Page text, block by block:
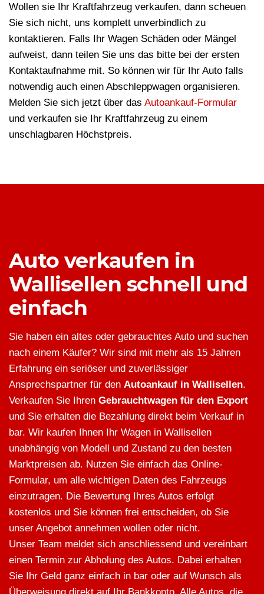
Wollen sie Ihr Kraftfahrzeug verkaufen, dann scheuen
Sie sich nicht, uns komplett unverbindlich zu
kontaktieren. Falls Ihr Wagen Schäden oder Mängel
aufweist, dann teilen Sie uns das bitte bei der ersten
Kontaktaufnahme mit. So können wir für Ihr Auto falls
notwendig auch einen Abschleppwagen organisieren.
Melden Sie sich jetzt über das Autoankauf-Formular
und verkaufen sie Ihr Kraftfahrzeug zu einem
unschlagbaren Höchstpreis.
Auto verkaufen in
Wallisellen schnell und
einfach
Sie haben ein altes oder gebrauchtes Auto und suchen
nach einem Käufer? Wir sind mit mehr als 15 Jahren
Erfahrung ein seriöser und zuverlässiger
Ansprechspartner für den Autoankauf in Wallisellen.
Verkaufen Sie Ihren Gebrauchtwagen für den Export
und Sie erhalten die Bezahlung direkt beim Verkauf in
bar. Wir kaufen Ihnen Ihr Wagen in Wallisellen
unabhängig von Modell und Zustand zu den besten
Marktpreisen ab. Nutzen Sie einfach das Online-
Formular, um alle wichtigen Daten des Fahrzeugs
einzutragen. Die Bewertung Ihres Autos erfolgt
kostenlos und Sie können frei entscheiden, ob Sie
unser Angebot annehmen wollen oder nicht.
Unser Team meldet sich anschliessend und vereinbart
einen Termin zur Abholung des Autos. Dabei erhalten
Sie Ihr Geld ganz einfach in bar oder auf Wunsch als